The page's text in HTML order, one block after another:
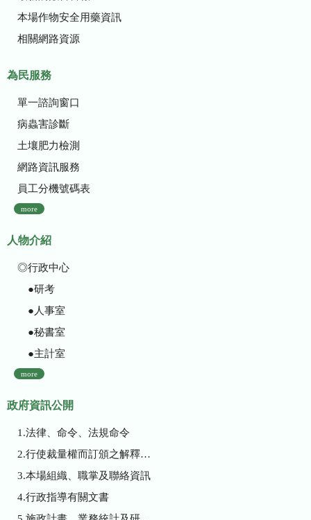
本場作物安全用藥資訊
相關網路資源
為民服務
單一諮詢窗口
病蟲害診斷
土壤肥力檢測
網路資訊服務
員工分機號碼表
more
人物介紹
◎行政中心
●研考
●人事室
●秘書室
●主計室
more
政府資訊公開
1.法律、命令、法規命令
2.行使裁量權而訂頒之解釋性規定及裁量基準
3.本場組織、職掌及聯絡資訊
4.行政指導有關文書